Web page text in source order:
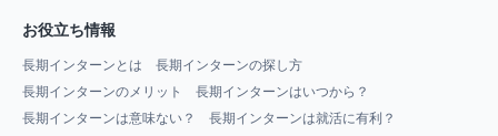
お役立ち情報
長期インターンとは
長期インターンの探し方
長期インターンのメリット
長期インターンはいつから？
長期インターンは意味ない？
長期インターンは就活に有利？